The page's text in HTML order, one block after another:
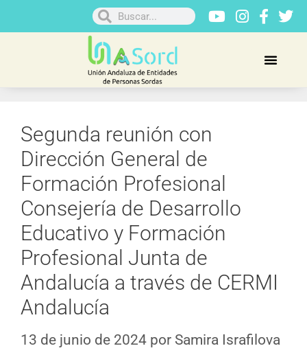
Segunda reunión con
Dirección General de
Formación Profesional
Consejería de Desarrollo
Educativo y Formación
Profesional Junta de
Andalucía a través de CERMI
Andalucía
13 de junio de 2024 por Samira Israfilova